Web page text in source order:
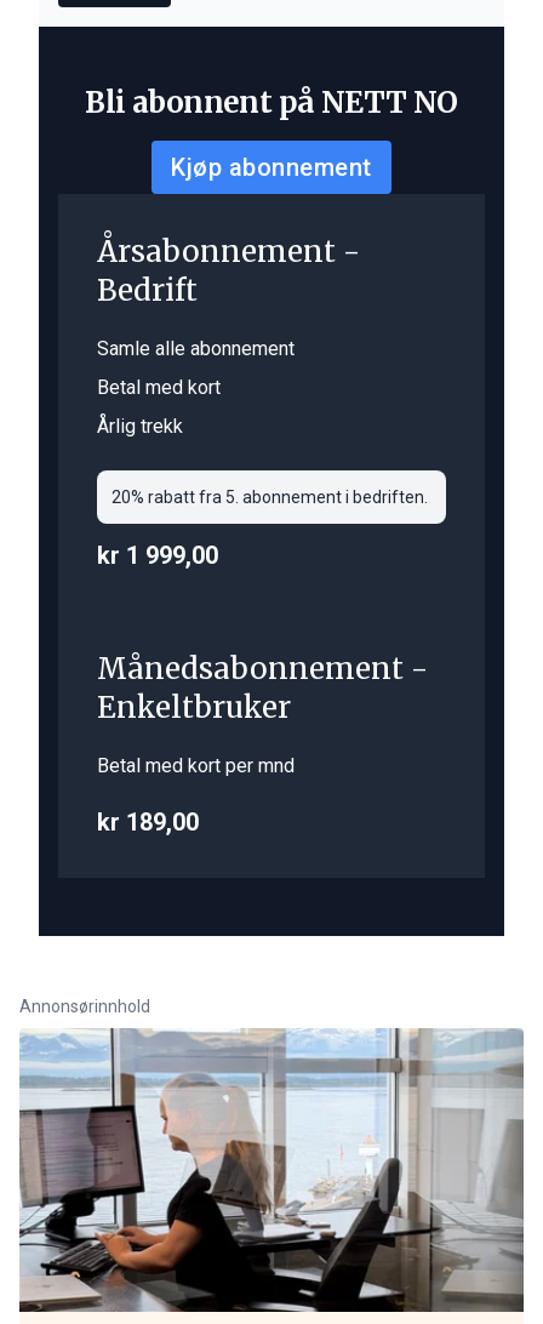
Bli abonnent på NETT NO
Kjøp abonnement
Årsabonnement -
Bedrift
Samle alle abonnement
Betal med kort
Årlig trekk
20% rabatt fra 5. abonnement i bedriften.
kr 1 999,00
Månedsabonnement -
Enkeltbruker
Betal med kort per mnd
kr 189,00
Annonsørinnhold